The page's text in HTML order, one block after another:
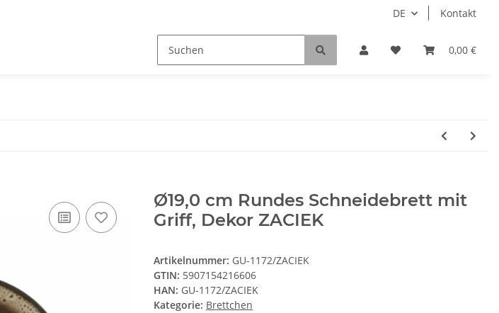
DE Kontakt
0,00 €
Ø19,0 cm Rundes Schneidebrett mit
Griff, Dekor ZACIEK
Artikelnummer: GU-1172/ZACIEK
GTIN: 5907154216606
HAN: GU-1172/ZACIEK
Kategorie: Brettchen